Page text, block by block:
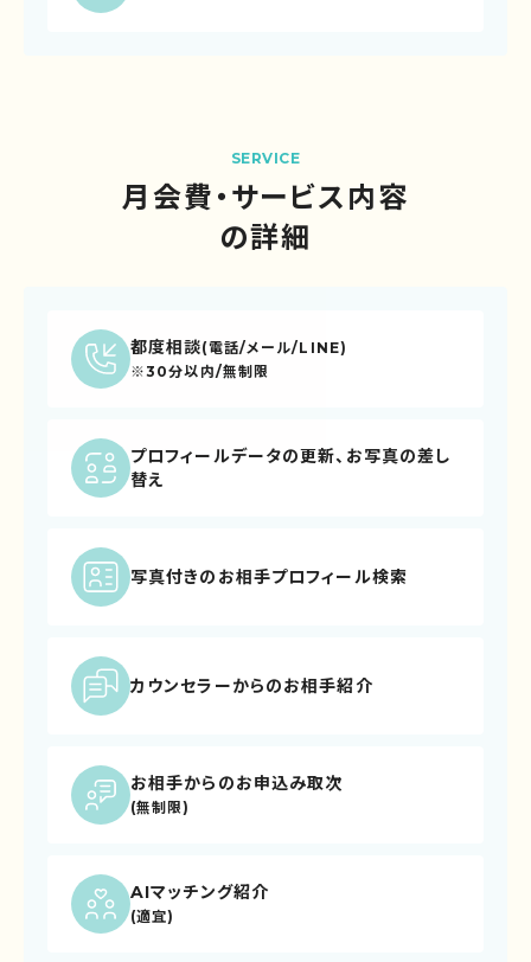
SERVICE
月会費・サービス内容
の詳細
都度相談(電話/メール/LINE)
※30分以内/無制限
プロフィールデータの更新、お写真の差し
替え
写真付きの お相手プロフィール検索
カウンセラーからのお相手紹介
お相手からのお申込み取次
(無制限)
AIマッチング紹介
(適宜)